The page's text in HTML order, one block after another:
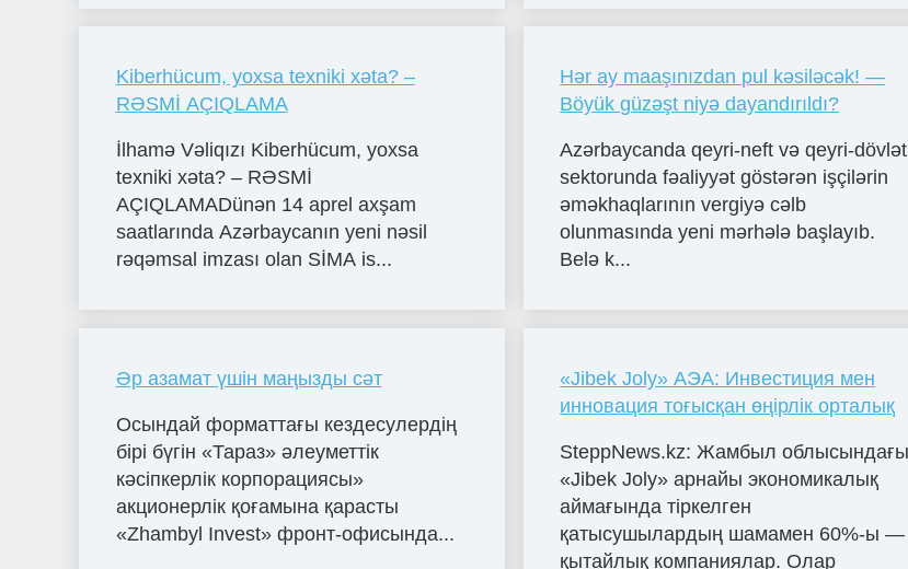
Kiberhücum, yoxsa texniki xəta? –
RƏSMİ AÇIQLAMA
İlhamə Vəliqızı Kiberhücum, yoxsa
texniki xəta? – RƏSMİ
AÇIQLAMADünən 14 aprel axşam
saatlarında Azərbaycanın yeni nəsil
rəqəmsal imzası olan SİMA is...
Әр азамат үшін маңызды сәт
Осындай форматтағы кездесулердің
бірі бүгін «Тараз» әлеуметтік
кәсіпкерлік корпорациясы»
акционерлік қоғамына қарасты
«Zhambyl Invest» фронт-офисында...
Hər ay maaşınızdan pul kəsiləcək! —
Böyük güzəşt niyə dayandırıldı?
Azərbaycanda qeyri-neft və qeyri-dövlət
sektorunda fəaliyyət göstərən işçilərin
əməkhaqlarının vergiyə cəlb
olunmasında yeni mərhələ başlayıb.
Belə k...
«Jibek Joly» АЭА: Инвестиция мен
инновация тоғысқан өңірлік орталық
SteppNews.kz: Жамбыл облысындағы
«Jibek Joly» арнайы экономикалық
аймағында тіркелген
қатысушылардың шамамен 60%-ы —
қытайлық компаниялар. Олар